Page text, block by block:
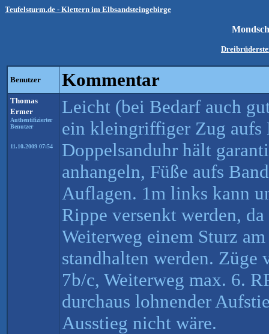
Teufelsturm.de - Klettern im Elbsandsteingebirge
Benutzer Kommentar
Thomas
Ermer
Authentifizierter
Benutzer
11.10.2009 07:54
Leicht (bei Bedarf auch
ein kleingriffiger Zug aufs
Doppelsanduhr hält
anhangeln, Füße aufs
Auflagen. 1m links kann
Rippe versenkt werden,
Weiterweg einem Sturz
standhalten werden. Züge
7b/c, Weiterweg max. 6.
durchaus lohnender
Ausstieg nicht wäre.